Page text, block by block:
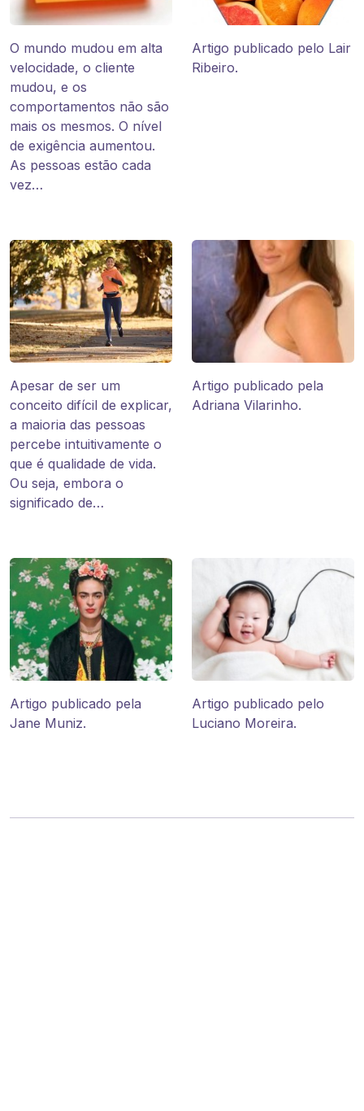
O mundo mudou em alta
velocidade, o cliente
mudou, e os
comportamentos não são
mais os mesmos. O nível
de exigência aumentou.
As pessoas estão cada
vez…
Artigo publicado pelo Lair
Ribeiro.
Apesar de ser um
conceito difícil de explicar,
a maioria das pessoas
percebe intuitivamente o
que é qualidade de vida.
Ou seja, embora o
significado de…
Artigo publicado pela
Adriana Vilarinho.
Artigo publicado pela
Jane Muniz.
Artigo publicado pelo
Luciano Moreira.